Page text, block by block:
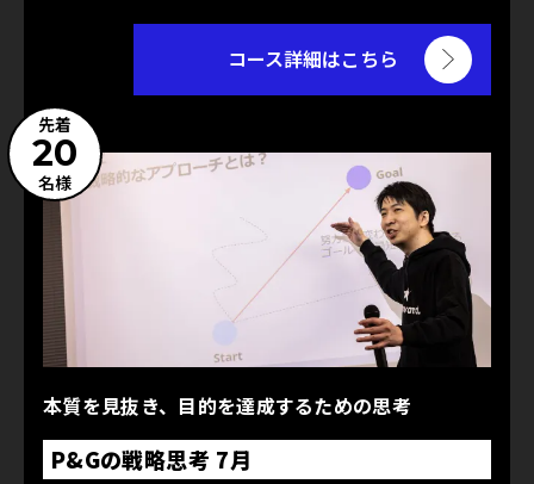
コース詳細はこちら
先着
20
名様
本質を見抜き、目的を達成するための思考
P&Gの戦略思考 7月